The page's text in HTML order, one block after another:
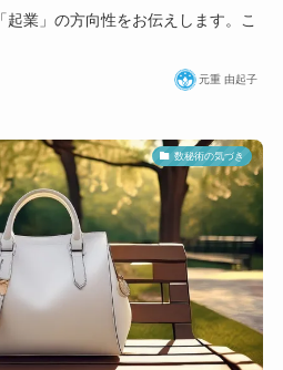
業」の方向性をお伝えします。こ
元重 由起子
数秘術の気づき